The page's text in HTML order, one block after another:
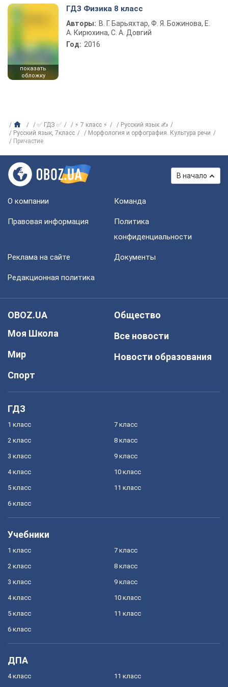
показать
обложку
ГДЗ Физика 8 класс
Авторы: В. Г. Барьяхтар, Ф. Я. Божинова, Е.
А. Кирюхина, С. А. Довгий
Год: 2016
✅ ГДЗ ✅ ⚡ 7 класс ⚡
Русский язык ✍
Русский язык, 7класс
Морфология и орфография. Культура речи
Причастие
В начало
О компании Команда
Правовая информация
Политика
конфиденциальности
Реклама на сайте Документы
Редакционная политика
OBOZ.UA
Моя Школа
Мир
Спорт
Общество
Все новости
Новости образования
ГДЗ
1 класс
2 класс
3 класс
4 класс
5 класс
6 класс
7 класс
8 класс
9 класс
10 класс
11 класс
Учебники
1 класс
2 класс
3 класс
4 класс
5 класс
6 класс
7 класс
8 класс
9 класс
10 класс
11 класс
ДПА
4 класс 11 класс